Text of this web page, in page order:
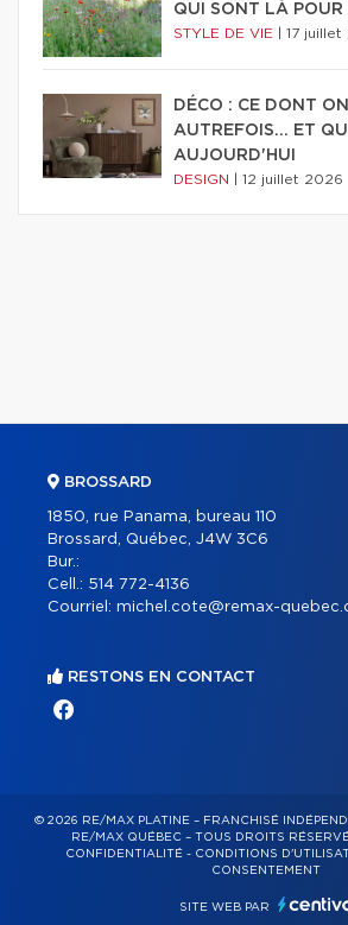
QUI SONT LÀ POUR
STYLE DE VIE 17 juillet
DÉCO : CE DONT
AUTREFOIS... ET
AUJOURD'HUI
DESIGN 12 juillet 2026
BROSSARD
1850, rue Panama, bureau 110
Brossard, Québec, J4W 3C6
Bur.:
Cell.: 514 772-4136
Courriel: michel.cote@remax-
RESTONS EN CONTACT
© 2026 RE/MAX PLATINE – FRANCHISÉ
RE/MAX QUÉBEC – TOUS DROITS
CONFIDENTIALITÉ- CONDITIONS
CONSENTEMENT
SITE WEB PAR